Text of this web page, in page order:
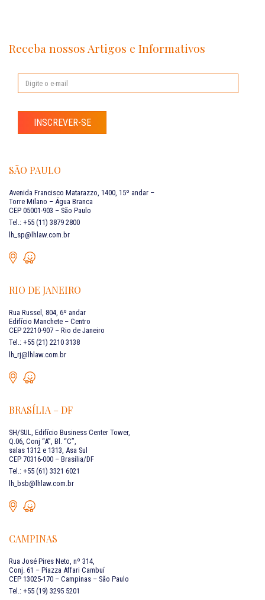
Receba nossos Artigos e Informativos
INSCREVER-SE
SÃO PAULO
Avenida Francisco Matarazzo, 1400, 15º andar –
Torre Milano – Água Branca
CEP 05001-903 – São Paulo
Tel.: +55 (11) 3879 2800
lh_sp@lhlaw.com.br
RIO DE JANEIRO
Rua Russel, 804, 6º andar
Edifício Manchete – Centro
CEP 22210-907 – Rio de Janeiro
Tel.: +55 (21) 2210 3138
lh_rj@lhlaw.com.br
BRASÍLIA – DF
SH/SUL, Edifício Business Center Tower,
Q.06, Conj “A”, Bl. “C”,
salas 1312 e 1313, Asa Sul
CEP 70316-000 – Brasília/DF
Tel.: +55 (61) 3321 6021
lh_bsb@lhlaw.com.br
CAMPINAS
Rua José Pires Neto, nº 314,
Conj. 61 – Piazza Affari Cambuí
CEP 13025-170 – Campinas – São Paulo
Tel.: +55 (19) 3295 5201